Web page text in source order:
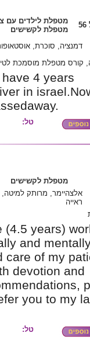
מטפלת לילדים עם
מטפלת לקשישים
דמנציה, סוכרת,
קורס מטפלת מוסמכת
4 years
in
טל:
מטפלת לקשישים
אלצהיימר, מרותק
ראייה
(4.5 years)
and
care of my
devotion and
you to my
טל: